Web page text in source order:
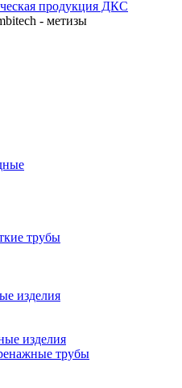
продукция ДКС
- метизы
трубы
изделия
изделия
трубы